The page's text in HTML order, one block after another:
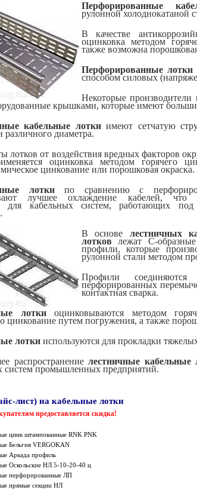
Перфорированные
рулонной холоднокатаной
В качестве
оцинковка методом
также возможна
Перфорированные лотки
способом силовых
Некоторые
крышками, которые имеют
кабельные лоткиимеют сетчатую
различного диаметра.
лотков от воздействия вредных факторов
оцинковка методом горячего
цинкование или порошковая окраска.
лоткипо сравнению с
лучшее охлаждение кабелей, что
для кабельных систем, работающих под
В основе лестничных
лотков лежат С-
профили, которые
рулонной стали методом
Профили
перфорированных
контактная сварка.
лоткиоцинковываются методом
цинкование путем погружения, а также
лотки используются для прокладки
распространение лестничные кабельные
систем промышленных предприятий.
лист) на кабельные лотки
предоставляется скидка!
цинк штампованные RNK PNK
Бельгия VERGOKAN
Аркада профиль
Оскольские НЛ 5-10-20-40 ц
перфорированные ЛП
прямые секции НЛ